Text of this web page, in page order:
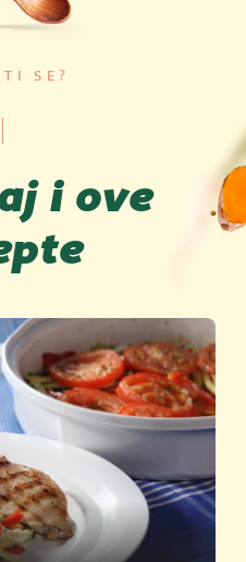
SE?
i ove